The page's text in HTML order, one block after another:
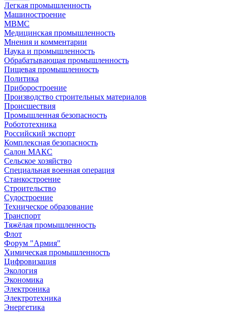
Легкая промышленность
Машиностроение
МВМС
Медицинская промышленность
Мнения и комментарии
Наука и промышленность
Обрабатывающая промышленность
Пищевая промышленность
Политика
Приборостроение
Производство строительных материалов
Происшествия
Промышленная безопасность
Робототехника
Российский экспорт
Комплексная безопасность
Салон МАКС
Сельское хозяйство
Специальная военная операция
Станкостроение
Строительство
Судостроение
Техническое образование
Транспорт
Тяжёлая промышленность
Флот
Форум "Армия"
Химическая промышленность
Цифровизация
Экология
Экономика
Электроника
Электротехника
Энергетика